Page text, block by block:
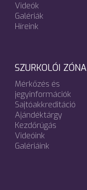
Videók
Galériák
Híreink
SZURKOLÓI ZÓNA
Mérkőzés és
jegyinformációk
Sajtóakkreditáció
Ajándéktárgy
Kezdőrúgás
Videóink
Galériáink